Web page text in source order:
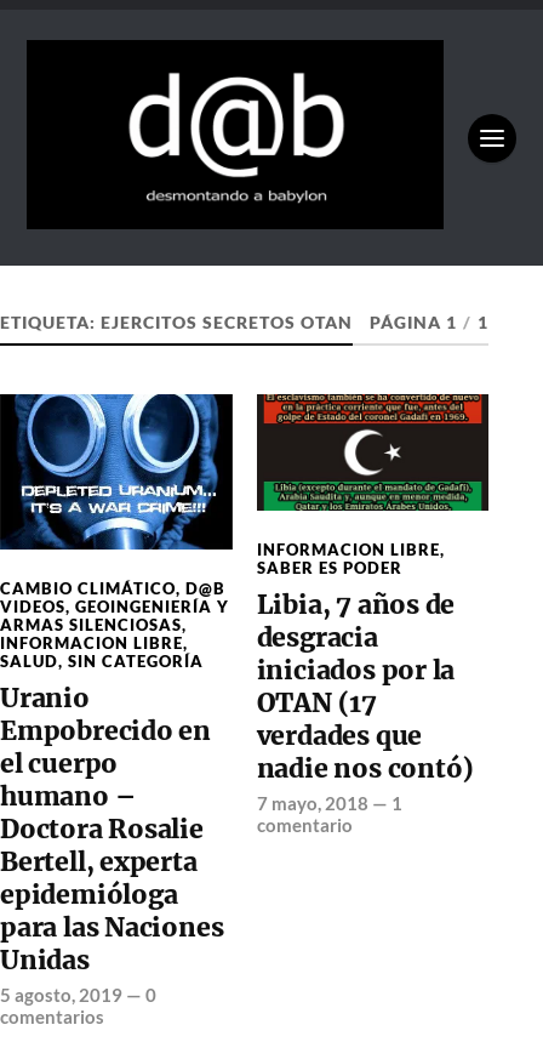
ETIQUETA: EJERCITOS SECRETOS OTAN PÁGINA 1 / 1
CAMBIO CLIMÁTICO, D@B
VIDEOS, GEOINGENIERÍA Y
ARMAS SILENCIOSAS,
INFORMACION LIBRE,
SALUD, SIN CATEGORÍA
Uranio
Empobrecido en
el cuerpo
humano –
Doctora Rosalie
Bertell, experta
epidemióloga
para las Naciones
Unidas
5 agosto, 2019 — 0
comentarios
INFORMACION LIBRE,
SABER ES PODER
Libia, 7 años de
desgracia
iniciados por la
OTAN (17
verdades que
nadie nos contó)
7 mayo, 2018 — 1
comentario